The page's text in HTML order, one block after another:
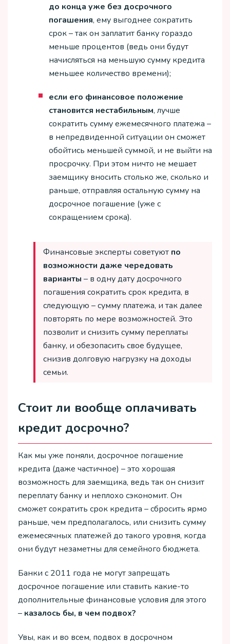
до конца уже без досрочного
погашения, ему выгоднее сократить
срок – так он заплатит банку гораздо
меньше процентов (ведь они будут
начисляться на меньшую сумму кредита
меньшее количество времени);
если его финансовое положение
становится нестабильным, лучше
сократить сумму ежемесячного платежа –
в непредвиденной ситуации он сможет
обойтись меньшей суммой, и не выйти на
просрочку. При этом ничто не мешает
заемщику вносить столько же, сколько и
раньше, отправляя остальную сумму на
досрочное погашение (уже с
сокращением срока).
Финансовые эксперты советуют по
возможности даже чередовать
варианты – в одну дату досрочного
погашения сократить срок кредита, в
следующую – сумму платежа, и так далее
повторять по мере возможностей. Это
позволит и снизить сумму переплаты
банку, и обезопасить свое будущее,
снизив долговую нагрузку на доходы
семьи.
Стоит ли вообще оплачивать
кредит досрочно?
Как мы уже поняли, досрочное погашение
кредита (даже частичное) – это хорошая
возможность для заемщика, ведь так он снизит
переплату банку и неплохо сэкономит. Он
сможет сократить срок кредита – сбросить ярмо
раньше, чем предполагалось, или снизить сумму
ежемесячных платежей до такого уровня, когда
они будут незаметны для семейного бюджета.
Банки с 2011 года не могут запрещать
досрочное погашение или ставить какие-то
дополнительные финансовые условия для этого
– казалось бы, в чем подвох?
Увы, как и во всем, подвох в досрочном